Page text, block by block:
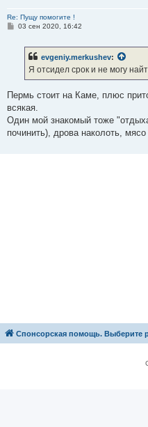
Re: Пущу помогите !
С
е
03 сен 2020, 16:42
evgeniy.merkushev:
Я отсидел срок и не могу
Пермь стоит на Каме, плюс
всякая.
Один мой знакомый тоже
починить), дрова наколоть,
Спонсорская помощь. Выберите